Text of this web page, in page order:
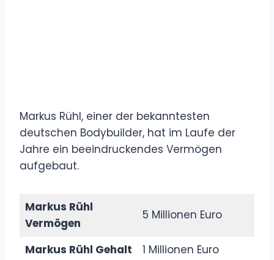
Markus Rühl, einer der bekanntesten
deutschen Bodybuilder, hat im Laufe der
Jahre ein beeindruckendes Vermögen
aufgebaut.
Markus Rühl
Vermögen
5 Millionen Euro
Markus Rühl Gehalt
1 Millionen Euro